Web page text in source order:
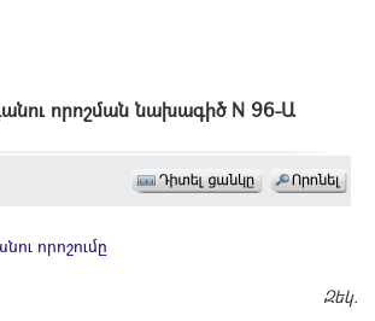
որոշման նախագիծ N 96-Ա
որոշումը
Զեկ.